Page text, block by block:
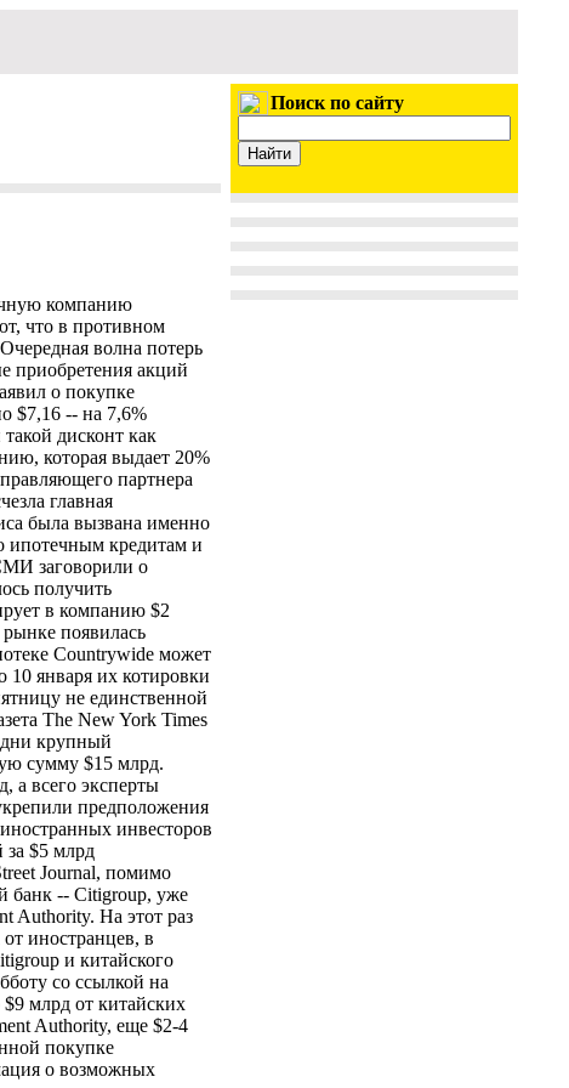
компанию
что в противном
волна потерь
приобретения акций
о покупке
$7,16 -- на 7,6%
дисконт как
которая выдает 20%
партнера
главная
была вызвана именно
ипотечным кредитам и
заговорили о
получить
в компанию $2
появилась
Countrywide может
10 января их котировки
не единственной
The New York Times
крупный
сумму $15 млрд.
а всего эксперты
предположения
инвесторов
за $5 млрд
Journal, помимо
банк -- Citigroup, уже
Authority. На этот раз
иностранцев, в
и китайского
со ссылкой на
млрд от китайских
Authority, еще $2-4
покупке
о возможных
Поиск по сайту